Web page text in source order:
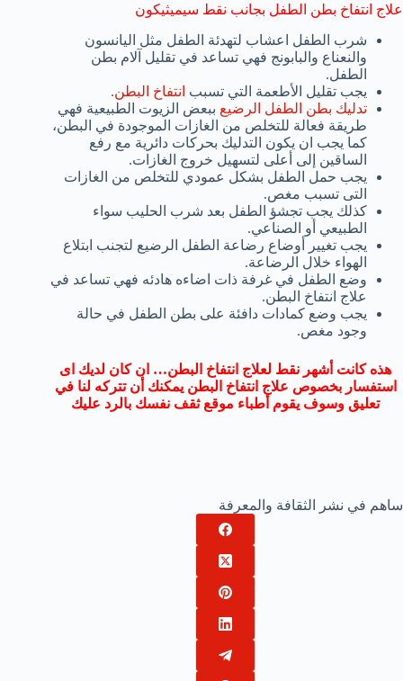
علاج انتفاخ بطن الطفل بجانب نقط سيميثيكون
شرب الطفل اعشاب لتهدئة الطفل مثل اليانسون
والنعناع والبابونج فهي تساعد في تقليل آلام بطن
الطفل.
يجب تقليل الأطعمة التي تسبب انتفاخ البطن.
تدليك بطن الطفل الرضيع ببعض الزيوت الطبيعية فهي
طريقة فعالة للتخلص من الغازات الموجودة في البطن،
كما يجب ان يكون التدليك بحركات دائرية مع رفع
الساقين إلى أعلى لتسهيل خروج الغازات.
يجب حمل الطفل بشكل عمودي للتخلص من الغازات
التى تسبب مغص.
كذلك يجب تجشؤ الطفل بعد شرب الحليب سواء
الطبيعي أو الصناعي.
يجب تغيير أوضاع رضاعة الطفل الرضيع لتجنب ابتلاع
الهواء خلال الرضاعة.
وضع الطفل في غرفة ذات اضاءه هادئه فهي تساعد في
علاج انتفاخ البطن.
يجب وضع كمادات دافئة على بطن الطفل في حالة
وجود مغص.
هذه كانت أشهر نقط لعلاج انتفاخ البطن… ان كان لديك اى
استفسار بخصوص علاج انتفاخ البطن يمكنك أن تتركه لنا في
تعليق وسوف يقوم أطباء موقع ثقف نفسك بالرد عليك
ساهم في نشر الثقافة والمعرفة